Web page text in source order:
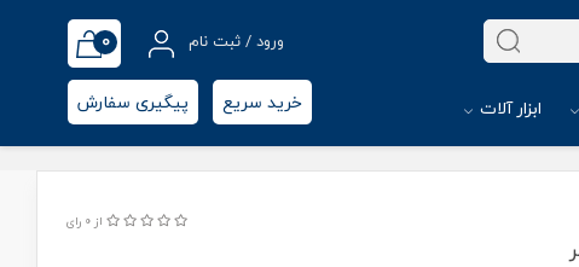
ورود / ثبت نام 0
ابزار آلات خرید سریع پیگیری سفارش
از 0 رای